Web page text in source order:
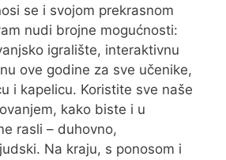
se i svojom prekrasnom
nudi brojne mogućnosti:
igralište, interaktivnu
ove godine za sve učenike,
i kapelicu. Koristite sve naše
kako biste i u
rasli – duhovno,
Na kraju, s ponosom i